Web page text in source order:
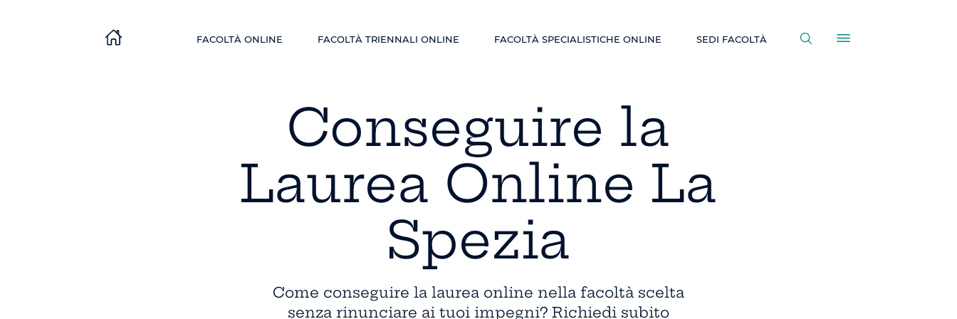
FACOLTÀ ONLINE FACOLTÀ TRIENNALI ONLINE FACOLTÀ SPECIALISTICHE ONLINE SEDI FACOLTÀ
Conseguire la
Laurea Online La
Spezia
Come conseguire la laurea online nella facoltà scelta
senza rinunciare ai tuoi impegni? Richiedi subito